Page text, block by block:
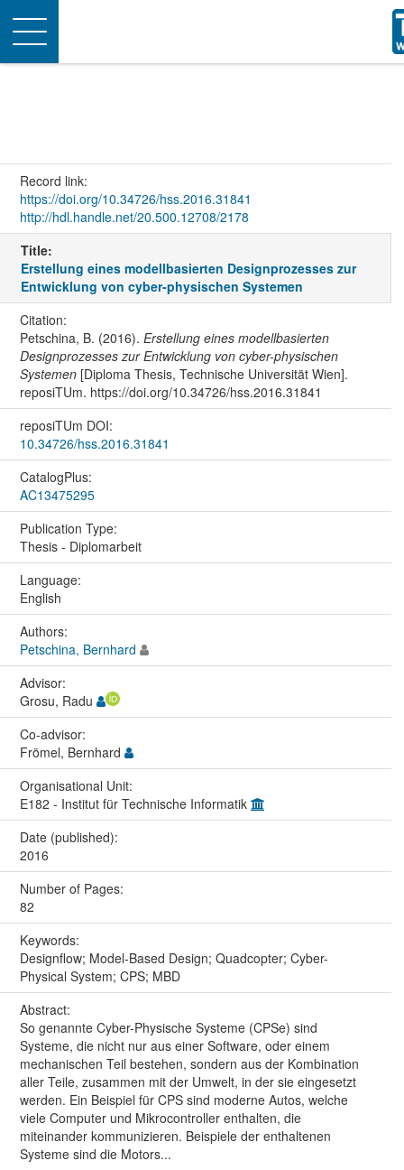
Toggle
navigation
Record link:
https://doi.org/10.34726/hss.2016.31841
http://hdl.handle.net/20.500.12708/2178
Title:
Erstellung eines modellbasierten Designprozesses zur
Entwicklung von cyber-physischen Systemen
Citation:
Petschina, B. (2016). Erstellung eines modellbasierten
Designprozesses zur Entwicklung von cyber-physischen
Systemen[Diploma Thesis, Technische Universität Wien].
reposiTUm. https://doi.org/10.34726/hss.2016.31841
reposiTUm DOI:
10.34726/hss.2016.31841
CatalogPlus:
AC13475295
Publication Type:
Thesis - Diplomarbeit
Language:
English
Authors:
Petschina, Bernhard
Advisor:
Grosu, Radu
Co-advisor:
Frömel, Bernhard
Organisational Unit:
E182 - Institut für Technische Informatik
Date (published):
2016
Number of Pages:
82
Keywords:
Designflow; Model-Based Design; Quadcopter; Cyber-
Physical System; CPS; MBD
Abstract:
So genannte Cyber-Physische Systeme (CPSe) sind
Systeme, die nicht nur aus einer Software, oder einem
mechanischen Teil bestehen, sondern aus der Kombination
aller Teile, zusammen mit der Umwelt, in der sie eingesetzt
werden. Ein Beispiel für CPS sind moderne Autos, welche
viele Computer und Mikrocontroller enthalten, die
miteinander kommunizieren. Beispiele der enthaltenen
Systeme sind die Motors...